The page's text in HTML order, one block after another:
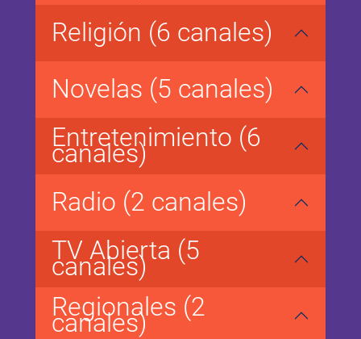
Religión (6 canales)
Novelas (5 canales)
Entretenimiento (6
canales)
Radio (2 canales)
TV Abierta (5
canales)
Regionales (2
canales)